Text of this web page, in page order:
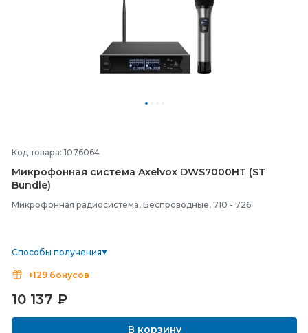
Код товара: 1076064
Микрофонная система Axelvox DWS7000HT (ST
Bundle)
Микрофонная радиосистема, Беспроводные, 710 - 726
Способы получения
+129 бонусов
10 137 ₽
В корзину